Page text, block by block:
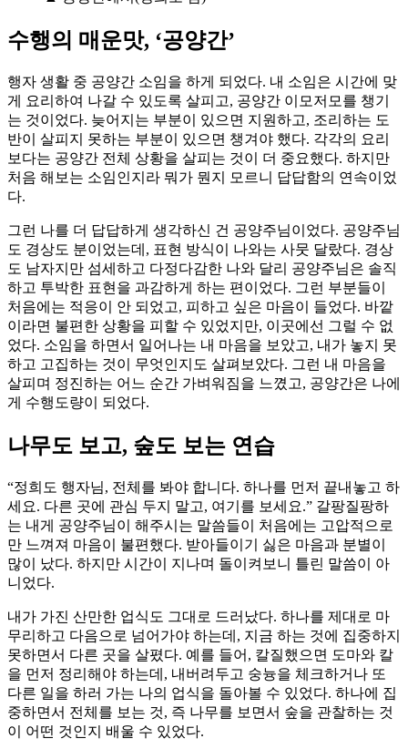
수행의 매운맛, ‘공양간’
행자 생활 중 공양간 소임을 하게 되었다. 내 소임은 시간에 맞
게 요리하여 나갈 수 있도록 살피고, 공양간 이모저모를 챙기
는 것이었다. 늦어지는 부분이 있으면 지원하고, 조리하는 도
반이 살피지 못하는 부분이 있으면 챙겨야 했다. 각각의 요리
보다는 공양간 전체 상황을 살피는 것이 더 중요했다. 하지만
처음 해보는 소임인지라 뭐가 뭔지 모르니 답답함의 연속이었
다.
그런 나를 더 답답하게 생각하신 건 공양주님이었다. 공양주님
도 경상도 분이었는데, 표현 방식이 나와는 사뭇 달랐다. 경상
도 남자지만 섬세하고 다정다감한 나와 달리 공양주님은 솔직
하고 투박한 표현을 과감하게 하는 편이었다. 그런 부분들이
처음에는 적응이 안 되었고, 피하고 싶은 마음이 들었다. 바깥
이라면 불편한 상황을 피할 수 있었지만, 이곳에선 그럴 수 없
었다. 소임을 하면서 일어나는 내 마음을 보았고, 내가 놓지 못
하고 고집하는 것이 무엇인지도 살펴보았다. 그런 내 마음을
살피며 정진하는 어느 순간 가벼워짐을 느꼈고, 공양간은 나에
게 수행도량이 되었다.
나무도 보고, 숲도 보는 연습
“정희도 행자님, 전체를 봐야 합니다. 하나를 먼저 끝내놓고 하
세요. 다른 곳에 관심 두지 말고, 여기를 보세요.” 갈팡질팡하
는 내게 공양주님이 해주시는 말씀들이 처음에는 고압적으로
만 느껴져 마음이 불편했다. 받아들이기 싫은 마음과 분별이
많이 났다. 하지만 시간이 지나며 돌이켜보니 틀린 말씀이 아
니었다.
내가 가진 산만한 업식도 그대로 드러났다. 하나를 제대로 마
무리하고 다음으로 넘어가야 하는데, 지금 하는 것에 집중하지
못하면서 다른 곳을 살폈다. 예를 들어, 칼질했으면 도마와 칼
을 먼저 정리해야 하는데, 내버려두고 숭늉을 체크하거나 또
다른 일을 하러 가는 나의 업식을 돌아볼 수 있었다. 하나에 집
중하면서 전체를 보는 것, 즉 나무를 보면서 숲을 관찰하는 것
이 어떤 것인지 배울 수 있었다.